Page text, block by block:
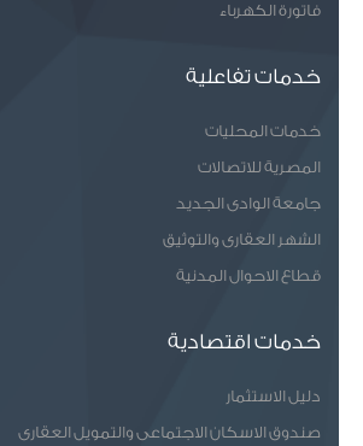
فاتورة الكهرباء
خدمات تفاعلية
خدمات المحليات
المصرية للاتصالات
جامعة الوادى الجديد
الشهر العقارى والتوثيق
قطاع الاحوال المدنية
خدمات اقتصادية
دليل الاستثمار
صندوق الاسكان الاجتماعى والتمويل العقارى